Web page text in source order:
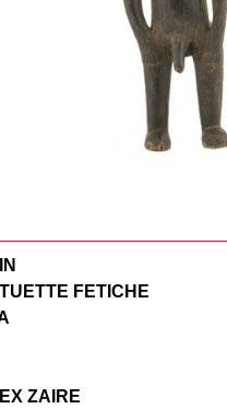
FETICHE
ZAIRE